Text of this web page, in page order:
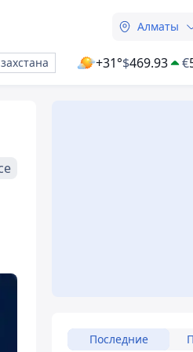
Алматы
+31°$469.93 €
Последние